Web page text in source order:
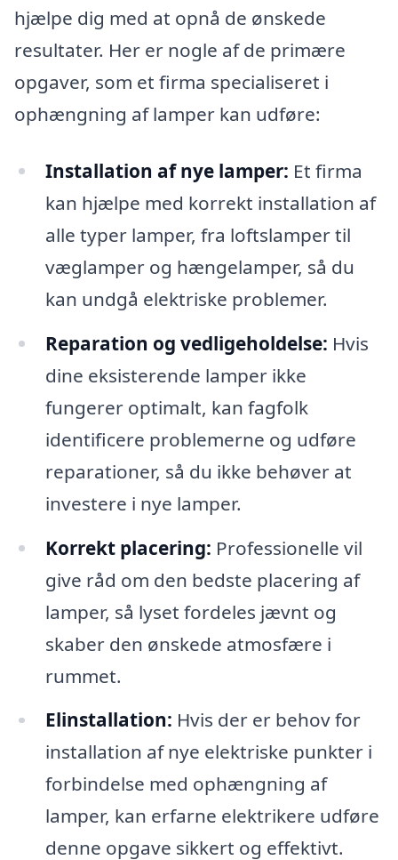
hjælpe dig med at opnå de ønskede
resultater. Her er nogle af de primære
opgaver, som et firma specialiseret i
ophængning af lamper kan udføre:
Installation af nye lamper: Et firma
kan hjælpe med korrekt installation af
alle typer lamper, fra loftslamper til
væglamper og hængelamper, så du
kan undgå elektriske problemer.
Reparation og vedligeholdelse: Hvis
dine eksisterende lamper ikke
fungerer optimalt, kan fagfolk
identificere problemerne og udføre
reparationer, så du ikke behøver at
investere i nye lamper.
Korrekt placering: Professionelle vil
give råd om den bedste placering af
lamper, så lyset fordeles jævnt og
skaber den ønskede atmosfære i
rummet.
Elinstallation: Hvis der er behov for
installation af nye elektriske punkter i
forbindelse med ophængning af
lamper, kan erfarne elektrikere udføre
denne opgave sikkert og effektivt.